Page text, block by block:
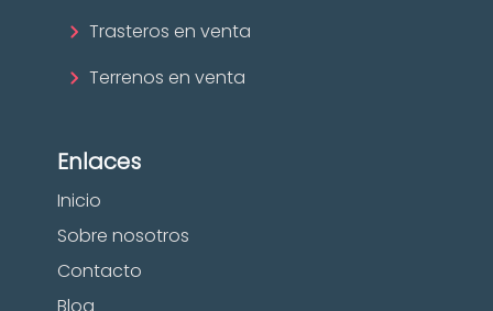
Trasteros en venta
Terrenos en venta
Enlaces
Inicio
Sobre nosotros
Contacto